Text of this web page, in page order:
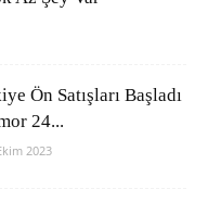
Ön Satışları Başladı
24...
2023